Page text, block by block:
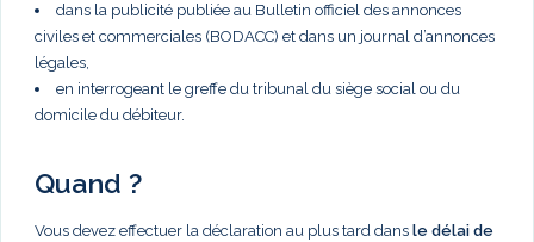
dans la publicité publiée au Bulletin officiel des annonces
civiles et commerciales (BODACC) et dans un journal d’annonces
légales,
en interrogeant le greffe du tribunal du siège social ou du
domicile du débiteur.
Quand ?
Vous devez effectuer la déclaration au plus tard dans le délai de